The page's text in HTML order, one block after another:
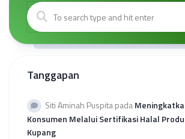
Tanggapan
Siti Aminah Puspitapada
Konsumen Melalui Sertifikasi Halal
Kupang